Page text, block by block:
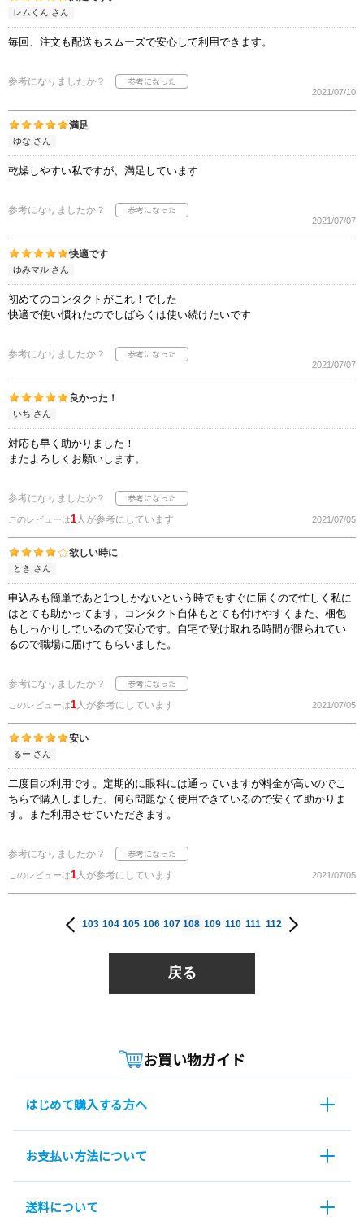
レムくん さん
毎回、注文も配送もスムーズで安心して利用できます。
参考になりましたか？
2021/07/10
満足
ゆな さん
乾燥しやすい私ですが、満足しています
参考になりましたか？
2021/07/07
快適です
ゆみマル さん
初めてのコンタクトがこれ！でした
快適で使い慣れたのでしばらくは使い続けたいです
参考になりましたか？
2021/07/07
良かった！
いち さん
対応も早く助かりました！
またよろしくお願いします。
参考になりましたか？
このレビューは1人が参考にしています 2021/07/05
欲しい時に
とき さん
申込みも簡単であと1つしかないという時でもすぐに届くので忙しく私に
はとても助かってます。コンタクト自体もとても付けやすくまた、梱包
もしっかりしているので安心です。自宅で受け取れる時間が限られてい
るので職場に届けてもらいました。
参考になりましたか？
このレビューは1人が参考にしています 2021/07/05
安い
るー さん
二度目の利用です。定期的に眼科には通っていますが料金が高いのでこ
ちらで購入しました。何ら問題なく使用できているので安くて助かりま
す。また利用させていただきます。
参考になりましたか？
このレビューは1人が参考にしています 2021/07/05
103 104 105 106 107 108 109 110 111 112
戻る
お買い物ガイド
はじめて購入する方へ
お支払い方法について
送料について